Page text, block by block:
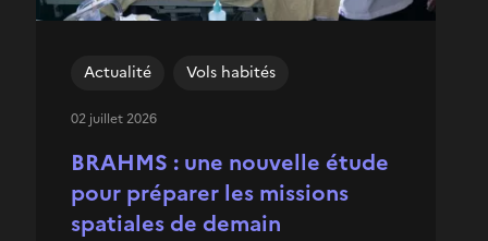
BRAHMS : une nouvelle étude
pour préparer les missions
spatiales de demain
Actualité Vols habités
02 juillet 2026